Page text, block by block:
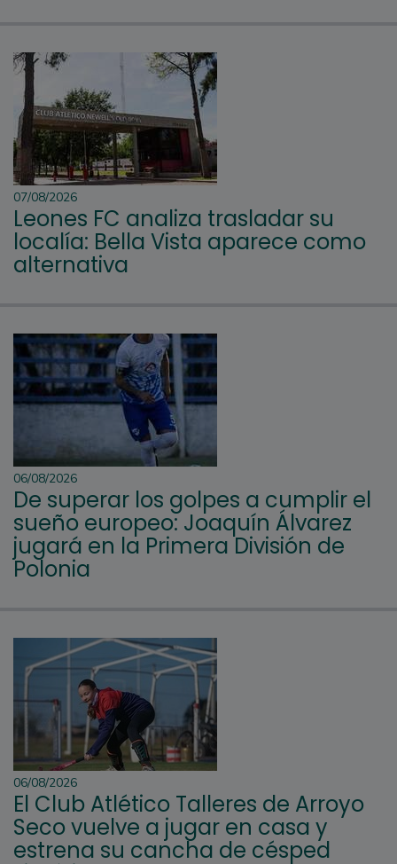
07/08/2026
Leones FC analiza trasladar su
localía: Bella Vista aparece como
alternativa
06/08/2026
De superar los golpes a cumplir el
sueño europeo: Joaquín Álvarez
jugará en la Primera División de
Polonia
06/08/2026
El Club Atlético Talleres de Arroyo
Seco vuelve a jugar en casa y
estrena su cancha de césped